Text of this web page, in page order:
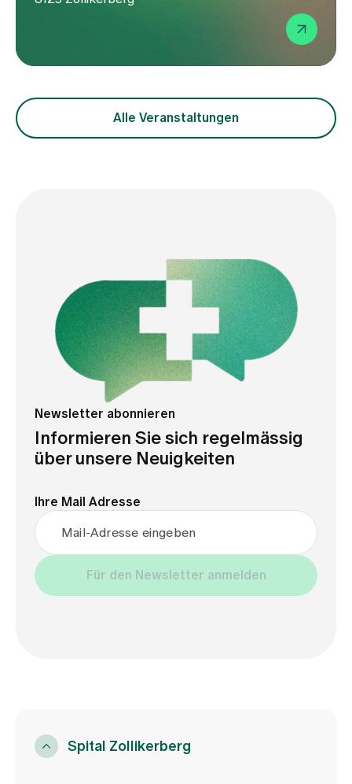
Alle Veranstaltungen
Newsletter abonnieren
Informieren Sie sich regelmässig
über unsere Neuigkeiten
Ihre Mail Adresse
Mail-Adresse eingeben
Weitere Angaben
Titel
Für den Newsletter anmelden
Spital Zollikerberg